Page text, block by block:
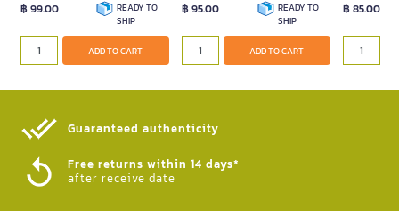
฿ 99.00
READY TO
SHIP
ADD TO CART
฿ 95.00
READY TO
SHIP
ADD TO CART
฿ 85.00
Guaranteed authenticity​
Free returns within 14 days*
after receive date